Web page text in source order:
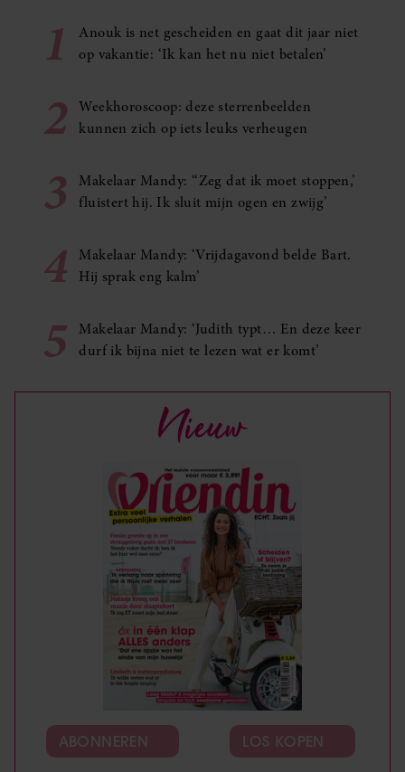
1
Anouk is net gescheiden en gaat dit jaar niet
op vakantie: ‘Ik kan het nu niet betalen’
2
Weekhoroscoop: deze sterrenbeelden
kunnen zich op iets leuks verheugen
3
Makelaar Mandy: ‘‘Zeg dat ik moet stoppen,’
fluistert hij. Ik sluit mijn ogen en zwijg’
4
Makelaar Mandy: ‘Vrijdagavond belde Bart.
Hij sprak eng kalm’
5
Makelaar Mandy: ‘Judith typt… En deze keer
durf ik bijna niet te lezen wat er komt’
Nieuw
ABONNEREN LOS KOPEN